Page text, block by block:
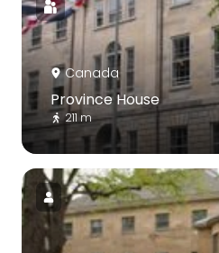
Canada
Province House
211 m